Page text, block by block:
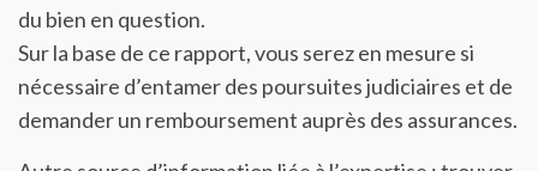
du bien en question.
Sur la base de ce rapport, vous serez en mesure si
nécessaire d’entamer des poursuites judiciaires et de
demander un remboursement auprès des assurances.